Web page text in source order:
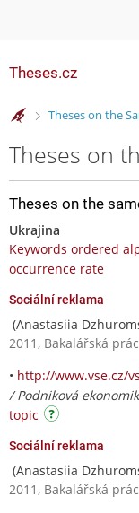
Theses.cz
>
Theses on the
Theses on
Theses on the
Ukrajina
Keywords ordered
occurrence rate
Sociální reklama
(Anastasiia
2011, Bakalářská
• http://www.vse.cz/
/ Podniková
topic
Sociální reklama
(Anastasiia
2011, Bakalářská